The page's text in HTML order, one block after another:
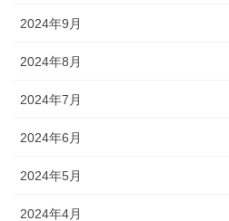
2024年9月
2024年8月
2024年7月
2024年6月
2024年5月
2024年4月